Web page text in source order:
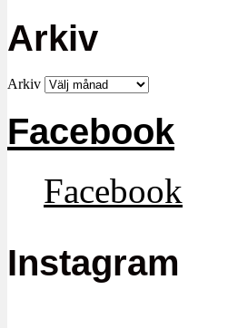
Arkiv
Arkiv
Facebook
Facebook
Instagram